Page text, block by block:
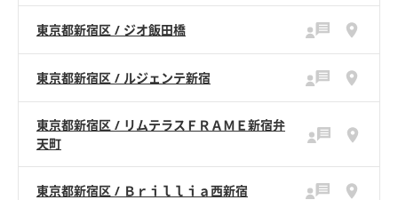
東京都新宿区 / ジオ飯田橋
東京都新宿区 / ルジェンテ新宿
東京都新宿区 / リムテラスＦＲＡＭＥ新宿弁
天町
東京都新宿区 / Ｂｒｉｌｌｉａ西新宿